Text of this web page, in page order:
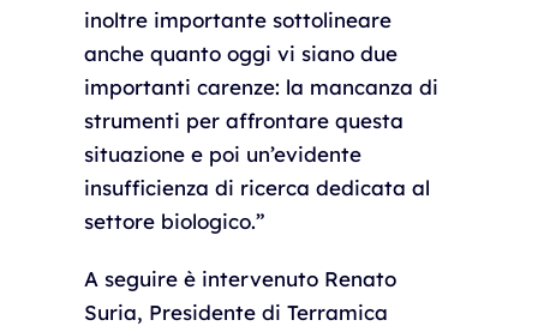
inoltre importante sottolineare
anche quanto oggi vi siano due
importanti carenze: la mancanza di
strumenti per affrontare questa
situazione e poi un’evidente
insufficienza di ricerca dedicata al
settore biologico.”
A seguire è intervenuto Renato
Suria, Presidente di Terramica